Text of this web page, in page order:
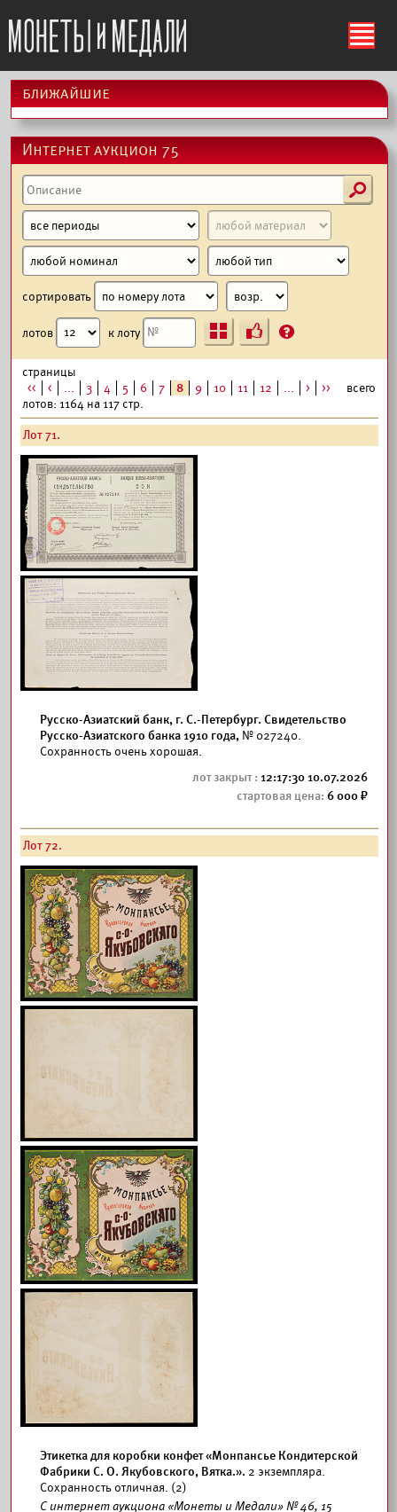
ś
ближайшие
Интернет аукцион 75
s
сортировать
лотов к лоту Ъ ?
страницы
<<
< ... 3 4 5 6 7 8 9 10 11 12 ... > >>
всего
лотов: 1164 на 117 стр.
Лот 71.
Русско-Азиатский банк, г. С.-Петербург. Свидетельство
Русско-Азиатского банка 1910 года, № 027240.
Сохранность очень хорошая.
12:17:30 10.07.2026
6 000
Лот 72.
Этикетка для коробки конфет «Монпансье Кондитерской
Фабрики С. О. Якубовского, Вятка.». 2 экземпляра.
Сохранность отличная. (2)
С интернет аукциона «Монеты и Медали» № 46, 15